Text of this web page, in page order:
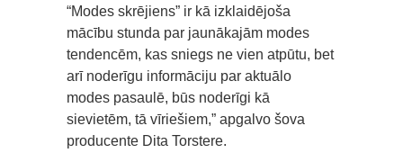
“Modes skrējiens” ir kā izklaidējoša
mācību stunda par jaunākajām modes
tendencēm, kas sniegs ne vien atpūtu, bet
arī noderīgu informāciju par aktuālo
modes pasaulē, būs noderīgi kā
sievietēm, tā vīriešiem,” apgalvo šova
producente Dita Torstere.